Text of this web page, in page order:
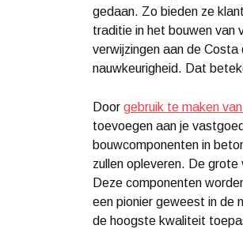
gedaan. Zo bieden ze
traditie in het bouwen van
verwijzingen aan de
nauwkeurigheid. Dat
Door gebruik te maken
toevoegen aan je
bouwcomponenten in
zullen opleveren. De
Deze componenten
een pionier geweest in de
de hoogste kwaliteit